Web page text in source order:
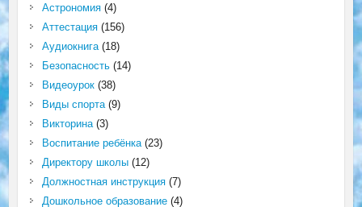
Астрономия(4)
Аттестация(156)
Аудиокнига(18)
Безопасность(14)
Видеоурок(38)
Виды спорта(9)
Викторина(3)
Воспитание ребёнка(23)
Директору школы(12)
Должностная инструкция(7)
Дошкольное образование(4)